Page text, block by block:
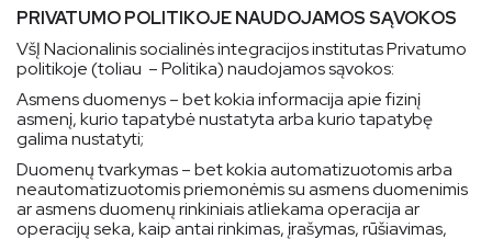
PRIVATUMO POLITIKOJE NAUDOJAMOS SĄVOKOS
VšĮ Nacionalinis socialinės integracijos institutas Privatumo
politikoje (toliau – Politika) naudojamos sąvokos:
Asmens duomenys – bet kokia informacija apie fizinį
asmenį, kurio tapatybė nustatyta arba kurio tapatybę
galima nustatyti;
Duomenų tvarkymas – bet kokia automatizuotomis arba
neautomatizuotomis priemonėmis su asmens duomenimis
ar asmens duomenų rinkiniais atliekama operacija ar
operacijų seka, kaip antai rinkimas, įrašymas, rūšiavimas,